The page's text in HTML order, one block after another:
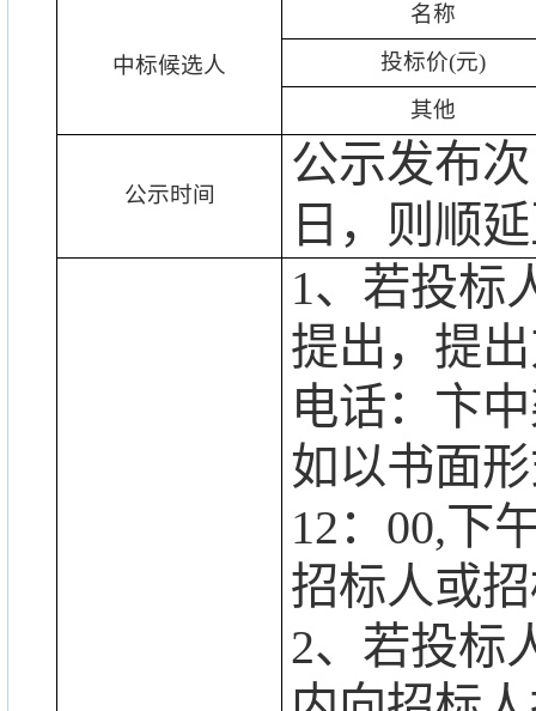
中标候选人
名称
投标价(元)
其他
公示时间
公示发布
日，则顺
1、若投标
提出，提
电话： 卞
如以书面
12：00,下
招标人或
2、若投标